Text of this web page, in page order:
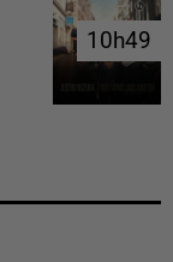
10h49
10h49